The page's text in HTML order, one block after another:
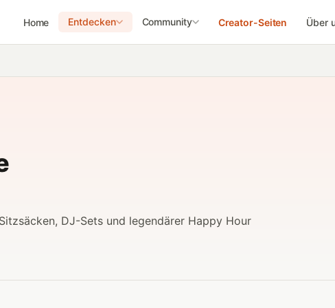
Home Entdecken Community Creator-Seiten Über
DJ-Sets und legendärer Happy Hour